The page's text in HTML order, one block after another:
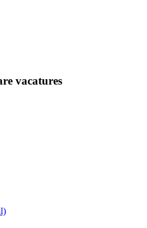
vacatures